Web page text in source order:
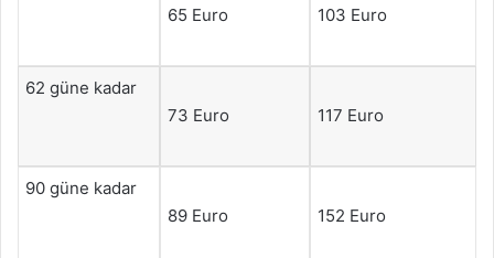
65 Euro
103 Euro
62 güne kadar
73 Euro
117 Euro
90 güne kadar
89 Euro
152 Euro